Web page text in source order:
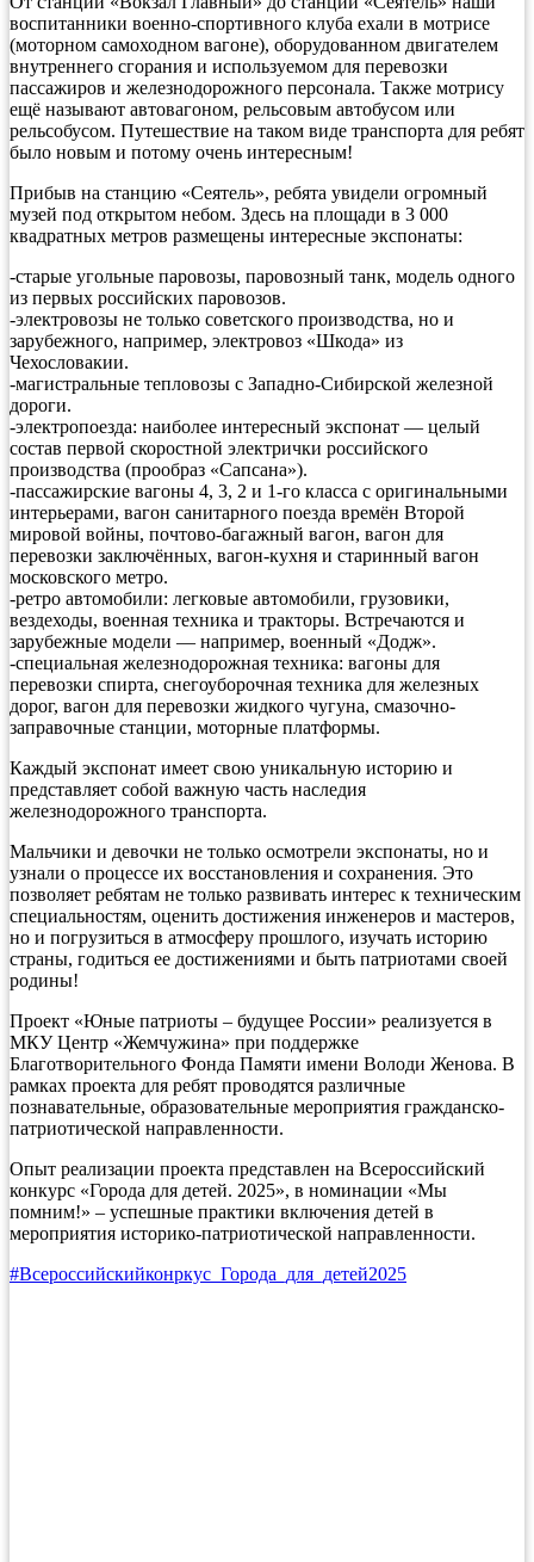
воспитанники военно-спортивного клуба ехали в мотрисе
(моторном самоходном вагоне), оборудованном двигателем
внутреннего сгорания и используемом для перевозки
пассажиров и железнодорожного персонала. Также мотрису
ещё называют автовагоном, рельсовым автобусом или
рельсобусом. Путешествие на таком виде транспорта для ребят
было новым и потому очень интересным!
Прибыв на станцию «Сеятель», ребята увидели огромный
музей под открытом небом. Здесь на площади в 3 000
квадратных метров размещены интересные экспонаты:
-старые угольные паровозы, паровозный танк, модель одного
из первых российских паровозов.
-электровозы не только советского производства, но и
зарубежного, например, электровоз «Шкода» из
Чехословакии.
-магистральные тепловозы с Западно-Сибирской железной
дороги.
-электропоезда: наиболее интересный экспонат — целый
состав первой скоростной электрички российского
производства (прообраз «Сапсана»).
-пассажирские вагоны 4, 3, 2 и 1-го класса с оригинальными
интерьерами, вагон санитарного поезда времён Второй
мировой войны, почтово-багажный вагон, вагон для
перевозки заключённых, вагон-кухня и старинный вагон
московского метро.
-ретро автомобили: легковые автомобили, грузовики,
вездеходы, военная техника и тракторы. Встречаются и
зарубежные модели — например, военный «Додж».
-специальная железнодорожная техника: вагоны для
перевозки спирта, снегоуборочная техника для железных
дорог, вагон для перевозки жидкого чугуна, смазочно-
заправочные станции, моторные платформы.
Каждый экспонат имеет свою уникальную историю и
представляет собой важную часть наследия
железнодорожного транспорта.
Мальчики и девочки не только осмотрели экспонаты, но и
узнали о процессе их восстановления и сохранения. Это
позволяет ребятам не только развивать интерес к техническим
специальностям, оценить достижения инженеров и мастеров,
но и погрузиться в атмосферу прошлого, изучать историю
страны, годиться ее достижениями и быть патриотами своей
родины!
Проект «Юные патриоты – будущее России» реализуется в
МКУ Центр «Жемчужина» при поддержке
Благотворительного Фонда Памяти имени Володи Женова. В
рамках проекта для ребят проводятся различные
познавательные, образовательные мероприятия гражданско-
патриотической направленности.
Опыт реализации проекта представлен на Всероссийский
конкурс «Города для детей. 2025», в номинации «Мы
помним!» – успешные практики включения детей в
мероприятия историко-патриотической направленности.
#Всероссийскийконркус_Города_для_детей2025